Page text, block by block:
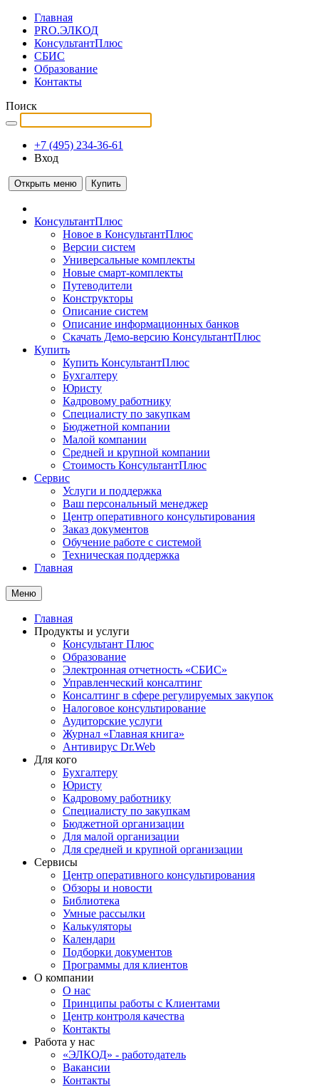
Главная
PRO.ЭЛКОД
КонсультантПлюс
СБИС
Образование
Контакты
Поиск
+7 (495) 234-36-61
Вход
Открыть меню Купить
КонсультантПлюс
Новое в КонсультантПлюс
Версии систем
Универсальные комплекты
Новые смарт-комплекты
Путеводители
Конструкторы
Описание систем
Описание информационных банков
Скачать Демо-версию КонсультантПлюс
Купить
Купить КонсультантПлюс
Бухгалтеру
Юристу
Кадровому работнику
Специалисту по закупкам
Бюджетной компании
Малой компании
Средней и крупной компании
Стоимость КонсультантПлюс
Сервис
Услуги и поддержка
Ваш персональный менеджер
Центр оперативного консультирования
Заказ документов
Обучение работе с системой
Техническая поддержка
Главная
Меню
Главная
Продукты и услуги
Консультант Плюс
Образование
Электронная отчетность «СБИС»
Управленческий консалтинг
Консалтинг в сфере регулируемых закупок
Налоговое консультирование
Аудиторские услуги
Журнал «Главная книга»
Антивирус Dr.Web
Для кого
Бухгалтеру
Юристу
Кадровому работнику
Специалисту по закупкам
Бюджетной организации
Для малой организации
Для средней и крупной организации
Сервисы
Центр оперативного консультирования
Обзоры и новости
Библиотека
Умные рассылки
Калькуляторы
Календари
Подборки документов
Программы для клиентов
О компании
О нас
Принципы работы с Клиентами
Центр контроля качества
Контакты
Работа у нас
«ЭЛКОД» - работодатель
Вакансии
Контакты